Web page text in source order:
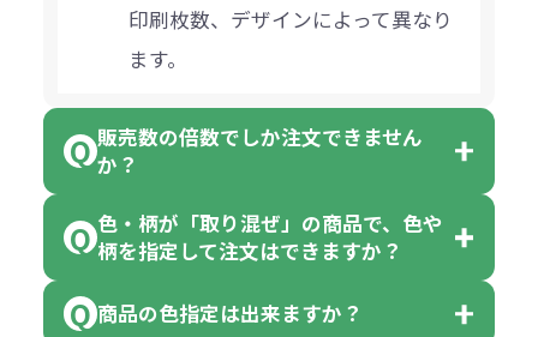
印刷枚数、デザインによって異なり
ます。
販売数の倍数でしか注文できません
か？
一部商品（※）を除き、注文可能数
です。
色・柄が「取り混ぜ」の商品で、色や
柄を指定して注文はできますか？
「色・柄 取り混ぜ」のラベルがつい
商品の色指定は出来ますか？